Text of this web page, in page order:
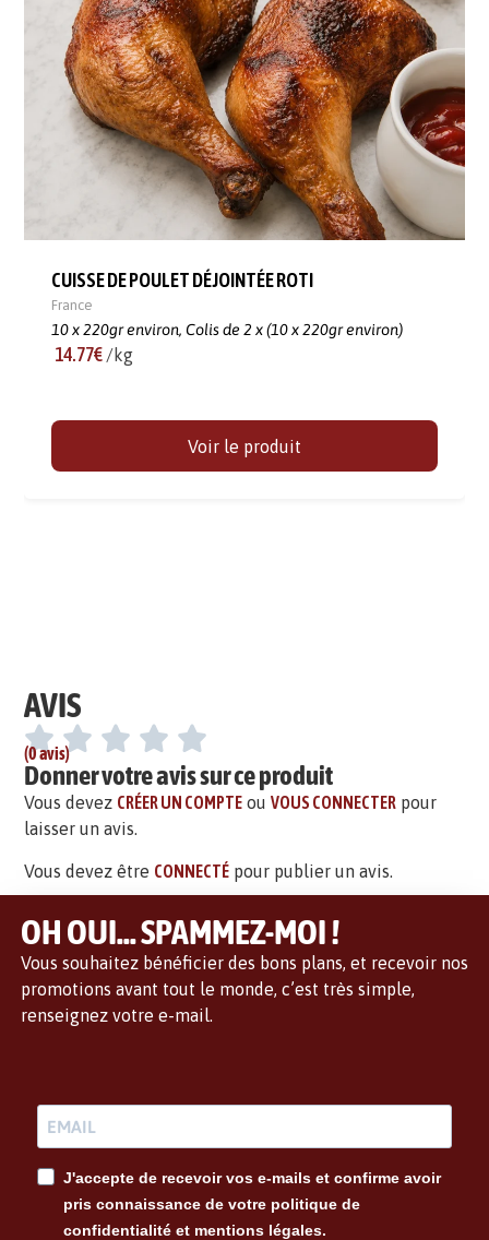
CUISSE DE POULET DÉJOINTÉE ROTI
France
10 x 220gr environ, Colis de 2 x (10 x 220gr environ)
14.77€ /kg
Voir le produit
AVIS
(0 avis)
Donner votre avis sur ce produit
Vous devez CRÉER UN COMPTE ouVOUS CONNECTER pour
laisser un avis.
Vous devez être CONNECTÉ pour publier un avis.
OH OUI... SPAMMEZ-MOI !
Vous souhaitez bénéficier des bons plans, et recevoir nos
promotions avant tout le monde, c’est très simple,
renseignez votre e-mail.
J'accepte de recevoir vos e-mails et confirme avoir
pris connaissance de votre politique de
confidentialité et mentions légales.